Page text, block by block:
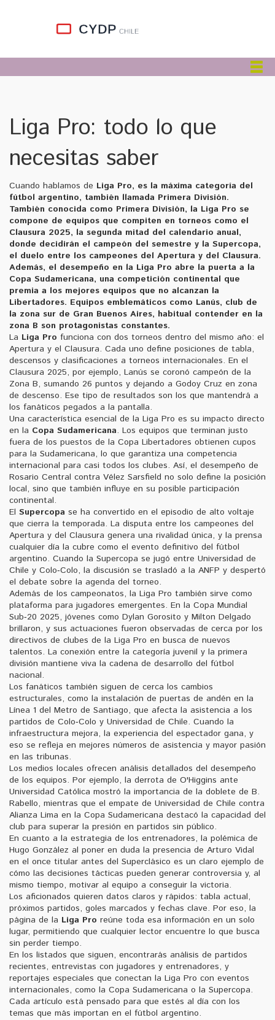
Liga Pro: todo lo que
necesitas saber
Cuando hablamos de Liga Pro, es la máxima categoría del
fútbol argentino, también llamada Primera División.
También conocida como Primera División, la Liga Pro se
compone de equipos que compiten en torneos como el
Clausura 2025, la segunda mitad del calendario anual,
donde decidirán el campeón del semestre y la Supercopa,
el duelo entre los campeones del Apertura y del Clausura.
Además, el desempeño en la Liga Pro abre la puerta a la
Copa Sudamericana, una competición continental que
premia a los mejores equipos que no alcanzan la
Libertadores. Equipos emblemáticos como Lanús, club de
la zona sur de Gran Buenos Aires, habitual contender en la
zona B son protagonistas constantes.
La Liga Pro funciona con dos torneos dentro del mismo año: el
Apertura y el Clausura. Cada uno define posiciones de tabla,
descensos y clasificaciones a torneos internacionales. En el
Clausura 2025, por ejemplo, Lanús se coronó campeón de la
Zona B, sumando 26 puntos y dejando a Godoy Cruz en zona
de descenso. Ese tipo de resultados son los que mantendrá a
los fanáticos pegados a la pantalla.
Una característica esencial de la Liga Pro es su impacto directo
en la Copa Sudamericana. Los equipos que terminan justo
fuera de los puestos de la Copa Libertadores obtienen cupos
para la Sudamericana, lo que garantiza una competencia
internacional para casi todos los clubes. Así, el desempeño de
Rosario Central contra Vélez Sarsfield no solo define la posición
local, sino que también influye en su posible participación
continental.
El Supercopa se ha convertido en el episodio de alto voltaje
que cierra la temporada. La disputa entre los campeones del
Apertura y del Clausura genera una rivalidad única, y la prensa
cualquier día la cubre como el evento definitivo del fútbol
argentino. Cuando la Supercopa se jugó entre Universidad de
Chile y Colo‑Colo, la discusión se trasladó a la ANFP y despertó
el debate sobre la agenda del torneo.
Además de los campeonatos, la Liga Pro también sirve como
plataforma para jugadores emergentes. En la Copa Mundial
Sub‑20 2025, jóvenes como Dylan Gorosito y Milton Delgado
brillaron, y sus actuaciones fueron observadas de cerca por los
directivos de clubes de la Liga Pro en busca de nuevos
talentos. La conexión entre la categoría juvenil y la primera
división mantiene viva la cadena de desarrollo del fútbol
nacional.
Los fanáticos también siguen de cerca los cambios
estructurales, como la instalación de puertas de andén en la
Línea 1 del Metro de Santiago, que afecta la asistencia a los
partidos de Colo‑Colo y Universidad de Chile. Cuando la
infraestructura mejora, la experiencia del espectador gana, y
eso se refleja en mejores números de asistencia y mayor pasión
en las tribunas.
Los medios locales ofrecen análisis detallados del desempeño
de los equipos. Por ejemplo, la derrota de O'Higgins ante
Universidad Católica mostró la importancia de la doblete de B.
Rabello, mientras que el empate de Universidad de Chile contra
Alianza Lima en la Copa Sudamericana destacó la capacidad del
club para superar la presión en partidos sin público.
En cuanto a la estrategia de los entrenadores, la polémica de
Hugo González al poner en duda la presencia de Arturo Vidal
en el once titular antes del Superclásico es un claro ejemplo de
cómo las decisiones tácticas pueden generar controversia y, al
mismo tiempo, motivar al equipo a conseguir la victoria.
Los aficionados quieren datos claros y rápidos: tabla actual,
próximos partidos, goles marcados y fechas clave. Por eso, la
página de la Liga Pro reúne toda esa información en un solo
lugar, permitiendo que cualquier lector encuentre lo que busca
sin perder tiempo.
En los listados que siguen, encontrarás análisis de partidos
recientes, entrevistas con jugadores y entrenadores, y
reportajes especiales que conectan la Liga Pro con eventos
internacionales, como la Copa Sudamericana o la Supercopa.
Cada artículo está pensado para que estés al día con los
temas que más importan en el fútbol argentino.